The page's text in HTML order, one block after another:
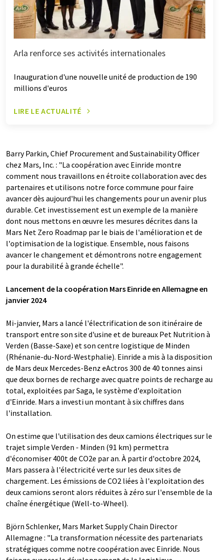
Arla renforce ses activités internationales
Inauguration d'une nouvelle unité de production de 190
millions d'euros
LIRE LE ACTUALITÉ
Barry Parkin, Chief Procurement and Sustainability Officer
chez Mars, Inc. : "La coopération avec Einride montre
comment nous travaillons en étroite collaboration avec des
partenaires et utilisons notre force commune pour faire
avancer dès aujourd'hui les changements pour un avenir plus
durable. Cet investissement est un exemple de la manière
dont nous mettons en œuvre les mesures décrites dans la
Mars Net Zero Roadmap par le biais de l'amélioration et de
l'optimisation de la logistique. Ensemble, nous faisons
avancer le changement et démontrons notre engagement
pour la durabilité à grande échelle".
Lancement de la coopération Mars Einride en Allemagne en
janvier 2024
Mi-janvier, Mars a lancé l'électrification de son itinéraire de
transport entre son site d'usine et de bureaux Pet Nutrition à
Verden (Basse-Saxe) et son centre logistique de Minden
(Rhénanie-du-Nord-Westphalie). Einride a mis à la disposition
de Mars deux Mercedes-Benz eActros 300 de 40 tonnes ainsi
que deux bornes de recharge avec quatre points de recharge au
total, exploitées par Saga, le système d'exploitation
d'Einride. Mars a investi un montant à six chiffres dans
l'installation.
On estime que l'utilisation des deux camions électriques sur le
trajet simple Verden - Minden (91 km) permettra
d'économiser 400t de CO2e par an. À partir d'octobre 2024,
Mars passera à l'électricité verte sur les deux sites de
chargement. Les émissions de CO2 liées à l'exploitation des
deux camions seront alors réduites à zéro sur l'ensemble de la
chaîne énergétique (Well-to-Wheel).
Björn Schlenker, Mars Market Supply Chain Director
Allemagne : "La transformation nécessite des partenariats
stratégiques comme notre coopération avec Einride. Nous